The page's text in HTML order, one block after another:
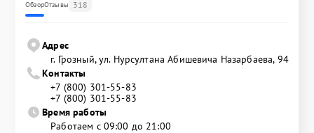
ОбзорОтзывы 318
Адрес
г. Грозный, ул. Нурсултана Абишевича Назарбаева, 94
Контакты
+7 (800) 301-55-83
+7 (800) 301-55-83
Время работы
Работаем с 09:00 до 21:00